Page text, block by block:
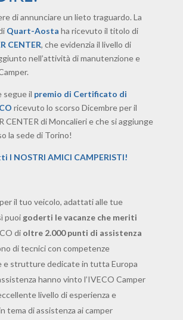
di annunciare un lieto traguardo. La
Quart-Aosta ha ricevuto il titolo di
CENTER, che evidenzia il livello di
nell’attività di manutenzione e
segue il premio di Certificato di
ricevuto lo scorso Dicembre per il
CENTER di Moncalieri e che si aggiunge
la sede di Torino!
I NOSTRI AMICI CAMPERISTI!
il tuo veicolo, adattati alle tue
puoigoderti le vacanze che meriti
di oltre 2.000 punti di assistenza
di tecnici con competenze
e strutture dedicate in tutta Europa
hanno vinto l’IVECO Camper
livello di esperienza e
tema di assistenza ai camper